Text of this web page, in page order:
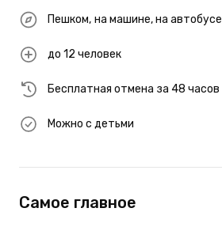
Пешком, на машине, на автобусе
до 12 человек
Бесплатная отмена за 48 часов
Можно с детьми
Самое главное